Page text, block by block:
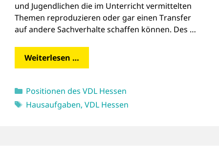
und Jugendlichen die im Unterricht vermittelten
Themen reproduzieren oder gar einen Transfer
auf andere Sachverhalte schaffen können. Des …
Weiterlesen …
Kategorien
Positionen des VDL Hessen
Schlagwörter
Hausaufgaben, VDL Hessen